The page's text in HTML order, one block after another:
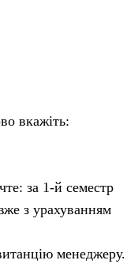
вкажіть:
за 1-й семестр
з урахуванням
менеджеру.